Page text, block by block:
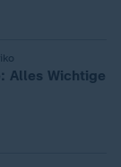
Alles Wichtige